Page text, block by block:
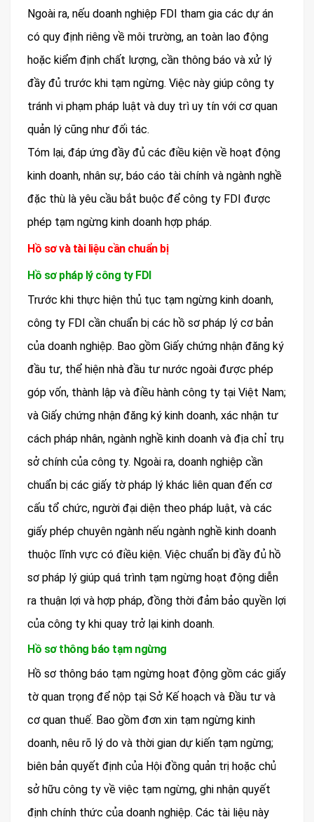
Ngoài ra, nếu doanh nghiệp FDI tham gia các dự án
có quy định riêng về môi trường, an toàn lao động
hoặc kiểm định chất lượng, cần thông báo và xử lý
đầy đủ trước khi tạm ngừng. Việc này giúp công ty
tránh vi phạm pháp luật và duy trì uy tín với cơ quan
quản lý cũng như đối tác.
Tóm lại, đáp ứng đầy đủ các điều kiện về hoạt động
kinh doanh, nhân sự, báo cáo tài chính và ngành nghề
đặc thù là yêu cầu bắt buộc để công ty FDI được
phép tạm ngừng kinh doanh hợp pháp.
Hồ sơ và tài liệu cần chuẩn bị
Hồ sơ pháp lý công ty FDI
Trước khi thực hiện thủ tục tạm ngừng kinh doanh,
công ty FDI cần chuẩn bị các hồ sơ pháp lý cơ bản
của doanh nghiệp. Bao gồm Giấy chứng nhận đăng ký
đầu tư, thể hiện nhà đầu tư nước ngoài được phép
góp vốn, thành lập và điều hành công ty tại Việt Nam;
và Giấy chứng nhận đăng ký kinh doanh, xác nhận tư
cách pháp nhân, ngành nghề kinh doanh và địa chỉ trụ
sở chính của công ty. Ngoài ra, doanh nghiệp cần
chuẩn bị các giấy tờ pháp lý khác liên quan đến cơ
cấu tổ chức, người đại diện theo pháp luật, và các
giấy phép chuyên ngành nếu ngành nghề kinh doanh
thuộc lĩnh vực có điều kiện. Việc chuẩn bị đầy đủ hồ
sơ pháp lý giúp quá trình tạm ngừng hoạt động diễn
ra thuận lợi và hợp pháp, đồng thời đảm bảo quyền lợi
của công ty khi quay trở lại kinh doanh.
Hồ sơ thông báo tạm ngừng
Hồ sơ thông báo tạm ngừng hoạt động gồm các giấy
tờ quan trọng để nộp tại Sở Kế hoạch và Đầu tư và
cơ quan thuế. Bao gồm đơn xin tạm ngừng kinh
doanh, nêu rõ lý do và thời gian dự kiến tạm ngừng;
biên bản quyết định của Hội đồng quản trị hoặc chủ
sở hữu công ty về việc tạm ngừng, ghi nhận quyết
định chính thức của doanh nghiệp. Các tài liệu này